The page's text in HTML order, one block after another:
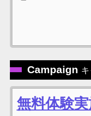
Campaign
無料体験